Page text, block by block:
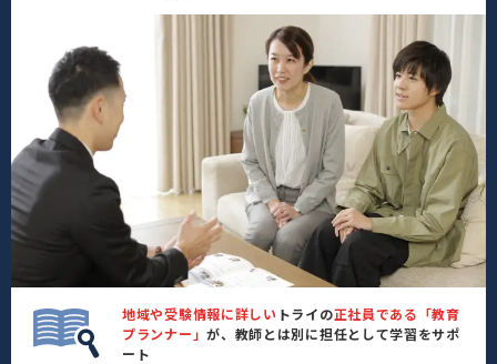
地域や受験情報に詳しい トライの正社員である「教育
プランナー」が、教師とは別に担任として学習をサポ
ート